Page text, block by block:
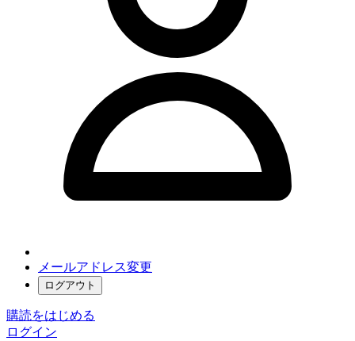
メールアドレス変更
ログアウト
購読をはじめる
ログイン